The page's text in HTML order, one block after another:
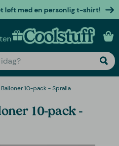
løft med en personlig t-shirt!
Personlige gaver
10-pack - Spralla
10-pack -